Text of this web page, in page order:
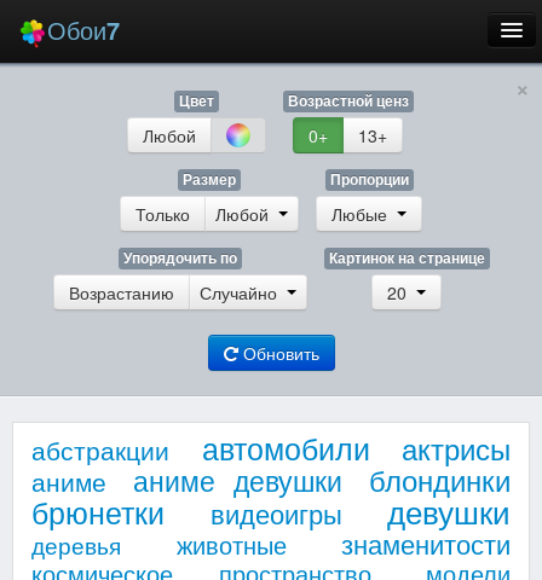
Обои7
Заставки
Вход
×
Цвет
Любой
Возрастной ценз
0+ 13+
Размер
Только Любой
Пропорции
Любые
Упорядочить по
Возрастанию Случайно
Картинок на странице
20
Обновить
абстракции автомобили актрисы
аниме аниме девушки блондинки
брюнетки видеоигры девушки
деревья животные знаменитости